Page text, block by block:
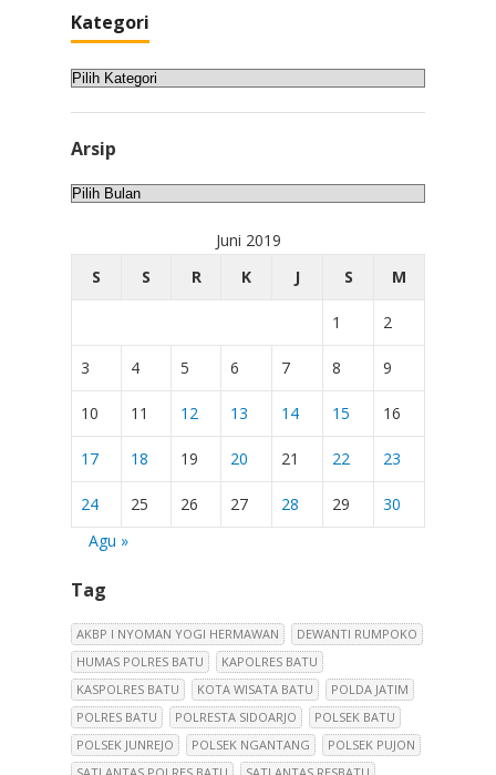
Kategori
Kategori
Arsip
Arsip
Juni 2019
S
S R K J S M
1 2
3 4 5 6 7 8 9
10 11 12 13 14 15 16
17 18 19 20 21 22 23
24 25 26 27 28 29
30
Agu »
Tag
AKBP I NYOMAN YOGI HERMAWAN
DEWANTI RUMPOKO
HUMAS POLRES BATU
KAPOLRES BATU
KASPOLRES BATU
KOTA WISATA BATU
POLDA JATIM
POLRES BATU
POLRESTA SIDOARJO
POLSEK BATU
POLSEK JUNREJO
POLSEK NGANTANG
POLSEK PUJON